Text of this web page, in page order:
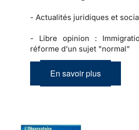
- Actualités juridiques et
- Libre opinion :
réforme d'un sujet "normal"
En savoir plus